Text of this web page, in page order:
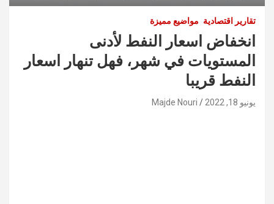
تقارير اقتصادية مواضيع مميزة
انخفاض اسعار النفط لأدنى
المستويات في شهر، فهل تنهار اسعار
النفط قريبا
يونيو 18, 2022 Majde Nouri